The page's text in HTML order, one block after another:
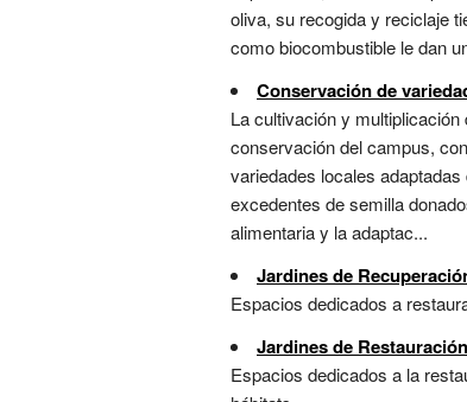
oliva, su recogida y reciclaje
como biocombustible le dan
Conservación de
La cultivación y
conservación del campus,
variedades locales
excedentes de semilla
alimentaria y la adaptac...
Jardines de
Espacios dedicados a
Jardines de
Espacios dedicados a la